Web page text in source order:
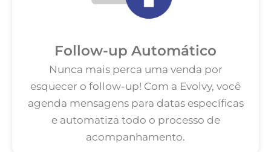
Follow-up Automático
Nunca mais perca uma venda por
esquecer o follow-up! Com a Evolvy, você
agenda mensagens para datas específicas
e automatiza todo o processo de
acompanhamento.